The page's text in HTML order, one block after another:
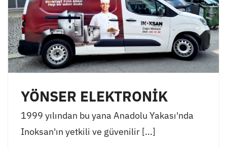
YÖNSER ELEKTRONİK
1999 yılından bu yana Anadolu Yakası'nda
Inoksan'ın yetkili ve güvenilir [...]